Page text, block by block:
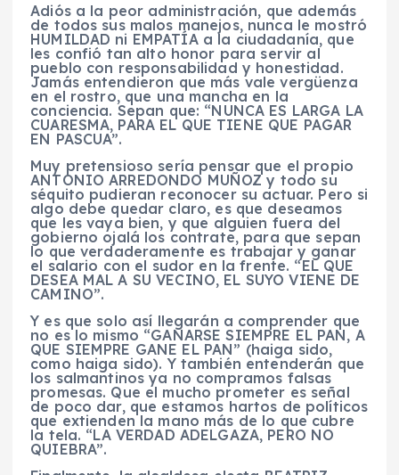
Adiós a la peor administración, que además
de todos sus malos manejos, nunca le mostró
HUMILDAD ni EMPATÍA a la ciudadanía, que
les confió tan alto honor para servir al
pueblo con responsabilidad y honestidad.
Jamás entendieron que más vale vergüenza
en el rostro, que una mancha en la
conciencia. Sepan que: “NUNCA ES LARGA LA
CUARESMA, PARA EL QUE TIENE QUE PAGAR
EN PASCUA”.
Muy pretensioso sería pensar que el propio
ANTONIO ARREDONDO MUÑOZ y todo su
séquito pudieran reconocer su actuar. Pero si
algo debe quedar claro, es que deseamos
que les vaya bien, y que alguien fuera del
gobierno ojalá los contrate, para que sepan
lo que verdaderamente es trabajar y ganar
el salario con el sudor en la frente. “EL QUE
DESEA MAL A SU VECINO, EL SUYO VIENE DE
CAMINO”.
Y es que solo así llegarán a comprender que
no es lo mismo “GANARSE SIEMPRE EL PAN, A
QUE SIEMPRE GANE EL PAN” (haiga sido,
como haiga sido). Y también entenderán que
los salmantinos ya no compramos falsas
promesas. Que el mucho prometer es señal
de poco dar, que estamos hartos de políticos
que extienden la mano más de lo que cubre
la tela. “LA VERDAD ADELGAZA, PERO NO
QUIEBRA”.